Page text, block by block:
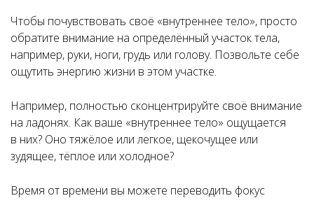
Чтобы почувствовать своё «внутреннее тело», просто
обратите внимание на определённый участок тела,
например, руки, ноги, грудь или голову. Позвольте себе
ощутить энергию жизни в этом участке.
Например, полностью сконцентрируйте своё внимание
на ладонях. Как ваше «внутреннее тело» ощущается
в них? Оно тяжёлое или легкое, щекочущее или
зудящее, тёплое или холодное?
Время от времени вы можете переводить фокус